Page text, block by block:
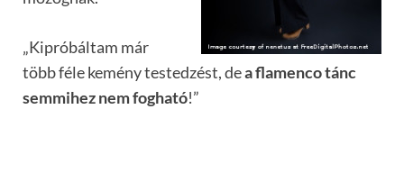
„Kipróbáltam már
több féle kemény testedzést, dea flamenco tánc
semmihez nem fogható!”